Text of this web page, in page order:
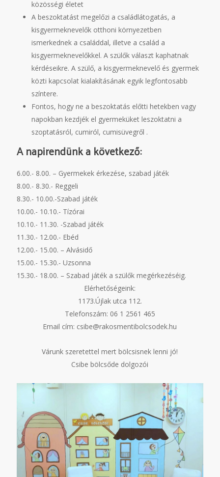
közösségi életet
A beszoktatást megelőzi a családlátogatás, a
kisgyermeknevelők otthoni környezetben
ismerkednek a családdal, illetve a család a
kisgyermeknevelőkkel. A szülők választ kaphatnak
kérdéseikre. A szülő, a kisgyermeknevelő és gyermek
közti kapcsolat kialakításának egyik legfontosabb
színtere.
Fontos, hogy ne a beszoktatás előtti hetekben vagy
napokban kezdjék el gyermeküket leszoktatni a
szoptatásról, cumiról, cumisüvegről .
A napirendünk a következő:
6.00.- 8.00. – Gyermekek érkezése, szabad játék
8.00.- 8.30.- Reggeli
8.30.- 10.00.-Szabad játék
10.00.- 10.10.- Tízórai
10.10.- 11.30. -Szabad játék
11.30.- 12.00.- Ebéd
12.00.- 15.00. – Alvásidő
15.00.- 15.30.- Uzsonna
15.30.- 18.00. – Szabad játék a szülők megérkezéséig.
Elérhetőségeink:
1173.Újlak utca 112.
Telefonszám: 06 1 2561 465
Email cím: csibe@rakosmentibolcsodek.hu
Várunk szeretettel mert bölcsisnek lenni jó!
Csibe bölcsőde dolgozói